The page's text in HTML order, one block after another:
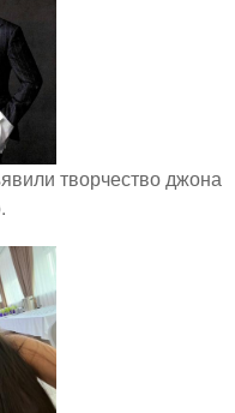
творчество джона